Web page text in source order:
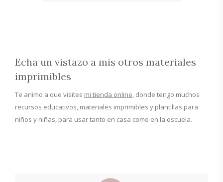
Echa un vistazo a mis otros materiales
imprimibles
Te animo a que visites mi tienda online, donde tengo muchos
recursos educativos, materiales imprimibles y plantillas para
niños y niñas, para usar tanto en casa como en la escuela.